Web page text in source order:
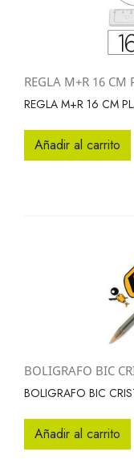
REGLA M+R 16 CM
REGLA M+R 16 CM
Añadir al carrito
BOLIGRAFO BIC
BOLIGRAFO BIC
Añadir al carrito